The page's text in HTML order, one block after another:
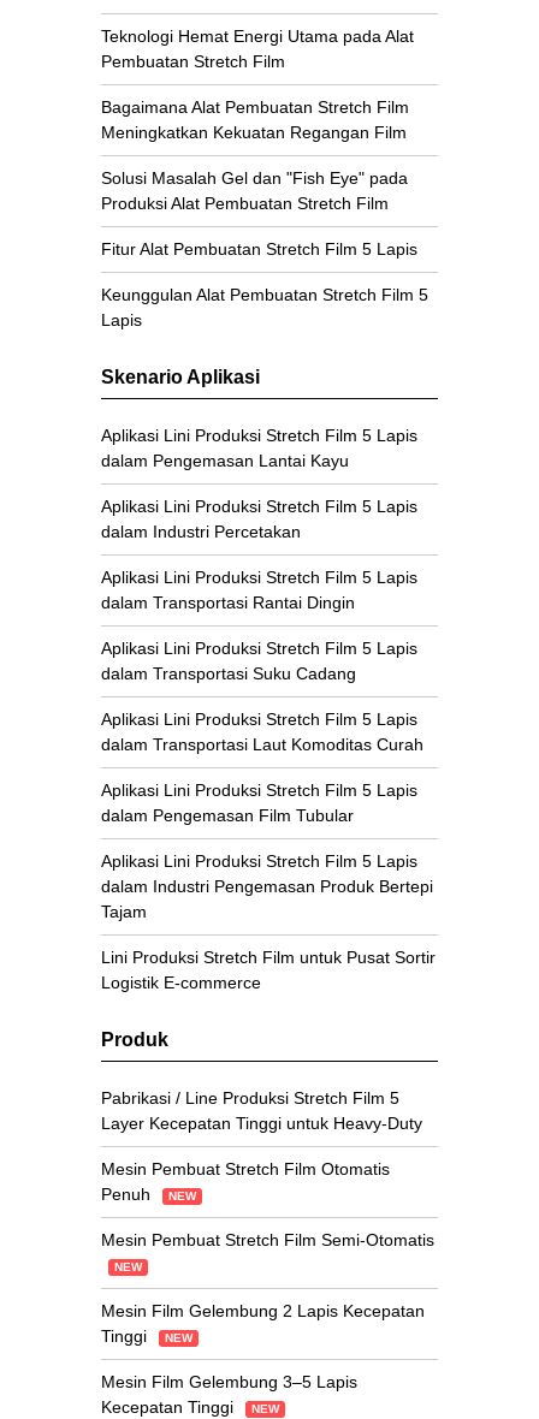
Teknologi Hemat Energi Utama pada Alat
Pembuatan Stretch Film
Bagaimana Alat Pembuatan Stretch Film
Meningkatkan Kekuatan Regangan Film
Solusi Masalah Gel dan "Fish Eye" pada
Produksi Alat Pembuatan Stretch Film
Fitur Alat Pembuatan Stretch Film 5 Lapis
Keunggulan Alat Pembuatan Stretch Film 5
Lapis
Skenario Aplikasi
Aplikasi Lini Produksi Stretch Film 5 Lapis
dalam Pengemasan Lantai Kayu
Aplikasi Lini Produksi Stretch Film 5 Lapis
dalam Industri Percetakan
Aplikasi Lini Produksi Stretch Film 5 Lapis
dalam Transportasi Rantai Dingin
Aplikasi Lini Produksi Stretch Film 5 Lapis
dalam Transportasi Suku Cadang
Aplikasi Lini Produksi Stretch Film 5 Lapis
dalam Transportasi Laut Komoditas Curah
Aplikasi Lini Produksi Stretch Film 5 Lapis
dalam Pengemasan Film Tubular
Aplikasi Lini Produksi Stretch Film 5 Lapis
dalam Industri Pengemasan Produk Bertepi
Tajam
Lini Produksi Stretch Film untuk Pusat Sortir
Logistik E-commerce
Produk
Pabrikasi / Line Produksi Stretch Film 5
Layer Kecepatan Tinggi untuk Heavy-Duty
Mesin Pembuat Stretch Film Otomatis
Penuh
NEW
Mesin Pembuat Stretch Film Semi-Otomatis
NEW
Mesin Film Gelembung 2 Lapis Kecepatan
Tinggi
NEW
Mesin Film Gelembung 3–5 Lapis
Kecepatan Tinggi
NEW